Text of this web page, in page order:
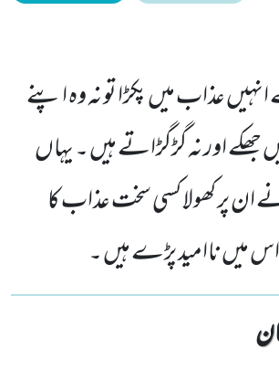
عذاب میں پکڑا تو نہ وہ اپنے
اور نہ گڑگڑاتے ہیں ۔ یہاں
پر کھولا کسی سخت عذاب کا
میں ناامید پڑے ہیں ۔